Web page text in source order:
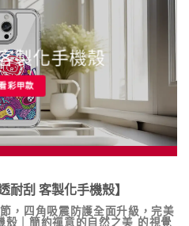
製化手機殼
彩甲款
耐刮 客製化手機殼】
，四角吸震防護全面升級，完美
殼｜簡約禪意的自然之美 的視覺